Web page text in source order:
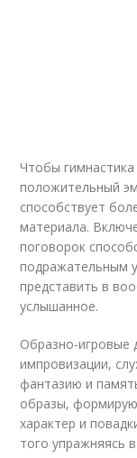
Чтобы
положительный
способствует
материала.
поговорок
подражательным
представить в
услышанное.
Образно-игровые
импровизации,
фантазию и
образы,
характер и
того упражняясь